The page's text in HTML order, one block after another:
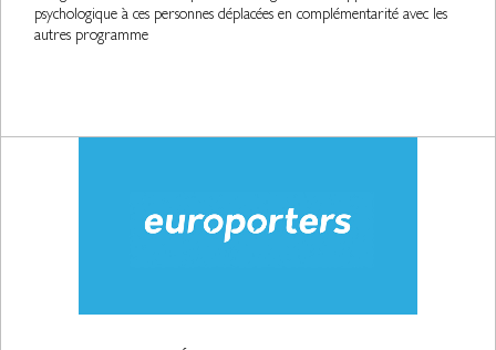
psychologique à ces personnes déplacées en complémentarité avec les
autres programme